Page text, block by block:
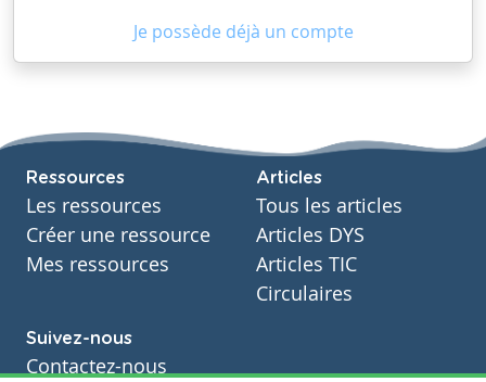
Je possède déjà un compte
Ressources
Les ressources
Créer une ressource
Mes ressources
Articles
Tous les articles
Articles DYS
Articles TIC
Circulaires
Suivez-nous
Contactez-nous